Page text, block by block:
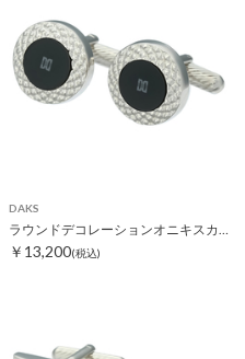
DAKS
ラウンドデコレーションオニキスカフス Ⅱ
￥13,200(税込)